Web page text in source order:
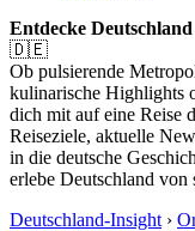
Entdecke
🇩🇪
Ob pulsierende
kulinarische Highlights
dich mit auf eine Reise
Reiseziele, aktuelle
in die deutsche
erlebe Deutschland von
Deutschland-Insight ›